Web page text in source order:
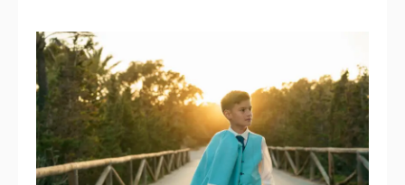
Fotos
de
comunión
en
Guardamar
–